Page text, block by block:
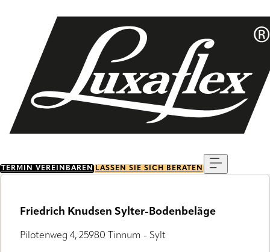
TERMIN VEREINBAREN LASSEN SIE SICH BERATEN
Friedrich Knudsen Sylter-Bodenbeläge
Pilotenweg 4, 25980 Tinnum - Sylt